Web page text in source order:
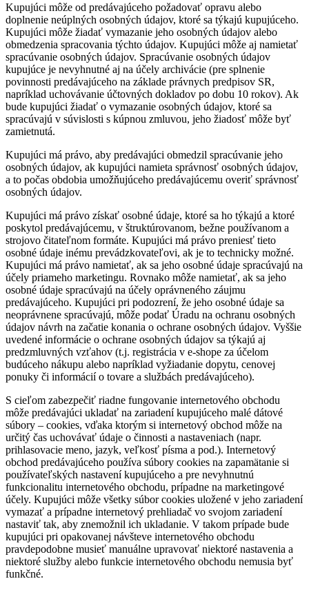
Kupujúci môže od predávajúceho požadovať opravu alebo
doplnenie neúplných osobných údajov, ktoré sa týkajú kupujúceho.
Kupujúci môže žiadať vymazanie jeho osobných údajov alebo
obmedzenia spracovania týchto údajov. Kupujúci môže aj namietať
spracúvanie osobných údajov. Spracúvanie osobných údajov
kupujúce je nevyhnutné aj na účely archivácie (pre splnenie
povinnosti predávajúceho na základe právnych predpisov SR,
napríklad uchovávanie účtovných dokladov po dobu 10 rokov). Ak
bude kupujúci žiadať o vymazanie osobných údajov, ktoré sa
spracúvajú v súvislosti s kúpnou zmluvou, jeho žiadosť môže byť
zamietnutá.
Kupujúci má právo, aby predávajúci obmedzil spracúvanie jeho
osobných údajov, ak kupujúci namieta správnosť osobných údajov,
a to počas obdobia umožňujúceho predávajúcemu overiť správnosť
osobných údajov.
Kupujúci má právo získať osobné údaje, ktoré sa ho týkajú a ktoré
poskytol predávajúcemu, v štruktúrovanom, bežne používanom a
strojovo čitateľnom formáte. Kupujúci má právo preniesť tieto
osobné údaje inému prevádzkovateľovi, ak je to technicky možné.
Kupujúci má právo namietať, ak sa jeho osobné údaje spracúvajú na
účely priameho marketingu. Rovnako môže namietať, ak sa jeho
osobné údaje spracúvajú na účely oprávneného záujmu
predávajúceho. Kupujúci pri podozrení, že jeho osobné údaje sa
neoprávnene spracúvajú, môže podať Úradu na ochranu osobných
údajov návrh na začatie konania o ochrane osobných údajov. Vyššie
uvedené informácie o ochrane osobných údajov sa týkajú aj
predzmluvných vzťahov (t.j. registrácia v e-shope za účelom
budúceho nákupu alebo napríklad vyžiadanie dopytu, cenovej
ponuky či informácií o tovare a službách predávajúceho).
S cieľom zabezpečiť riadne fungovanie internetového obchodu
môže predávajúci ukladať na zariadení kupujúceho malé dátové
súbory – cookies, vďaka ktorým si internetový obchod môže na
určitý čas uchovávať údaje o činnosti a nastaveniach (napr.
prihlasovacie meno, jazyk, veľkosť písma a pod.). Internetový
obchod predávajúceho používa súbory cookies na zapamätanie si
používateľských nastavení kupujúceho a pre nevyhnutnú
funkcionalitu internetového obchodu, prípadne na marketingové
účely. Kupujúci môže všetky súbor cookies uložené v jeho zariadení
vymazať a prípadne internetový prehliadač vo svojom zariadení
nastaviť tak, aby znemožnil ich ukladanie. V takom prípade bude
kupujúci pri opakovanej návšteve internetového obchodu
pravdepodobne musieť manuálne upravovať niektoré nastavenia a
niektoré služby alebo funkcie internetového obchodu nemusia byť
funkčné.